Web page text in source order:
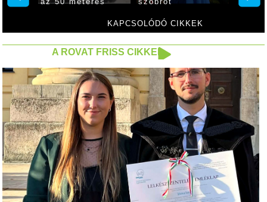
KAPCSOLÓDÓ CIKKEK
az 50 méteres
szobrot
A ROVAT FRISS CIKKEI